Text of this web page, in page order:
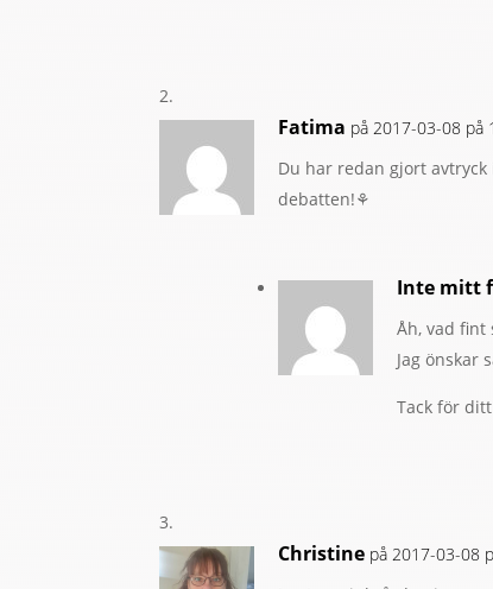
Fatima på 2017-03-08 på
Du har redan gjort
debatten!⚘
Inte mitt
Åh, vad fint
Jag önskar
Tack för
Christine på 2017-03-08